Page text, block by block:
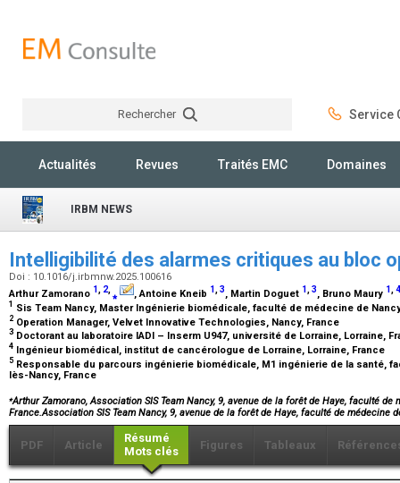
Rechercher Service
Actualités Revues Traités EMC Domaines
IRBM NEWS
Intelligibilité des alarmes critiques au bloc
Doi : 10.1016/j.irbmnw.2025.100616
Arthur Zamorano 1, 2,⁎ , Antoine Kneib 1,3, Martin Doguet 1,3, Bruno Maury 1,4
1 Sis Team Nancy, Master Ingénierie biomédicale, faculté de médecine de
2 Operation Manager, Velvet Innovative Technologies, Nancy, France
3 Doctorant au laboratoire IADI – Inserm U947, université de Lorraine, Lorraine,
4 Ingénieur biomédical, institut de cancérologue de Lorraine, Lorraine, France
5 Responsable du parcours ingénierie biomédicale, M1 ingénierie de la santé,
lès-Nancy, France
⁎Arthur Zamorano, Association SIS Team Nancy, 9, avenue de la forêt de Haye, faculté
France.Association SIS Team Nancy, 9, avenue de la forêt de Haye, faculté de médecine
PDF Article
Résumé
Mots clés
Figures Tableaux